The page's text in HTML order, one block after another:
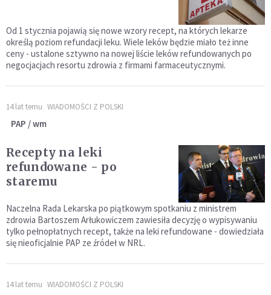
Od 1 stycznia pojawią się nowe wzory recept, na których lekarze
określą poziom refundacji leku. Wiele leków będzie miało też inne
ceny - ustalone sztywno na nowej liście leków refundowanych po
negocjacjach resortu zdrowia z firmami farmaceutycznymi.
14 lat temu WIADOMOŚCI Z POLSKI
PAP / wm
Recepty na leki
refundowane - po
staremu
Naczelna Rada Lekarska po piątkowym spotkaniu z ministrem
zdrowia Bartoszem Arłukowiczem zawiesiła decyzję o wypisywaniu
tylko pełnopłatnych recept, także na leki refundowane - dowiedziała
się nieoficjalnie PAP ze źródeł w NRL.
14 lat temu WIADOMOŚCI Z POLSKI